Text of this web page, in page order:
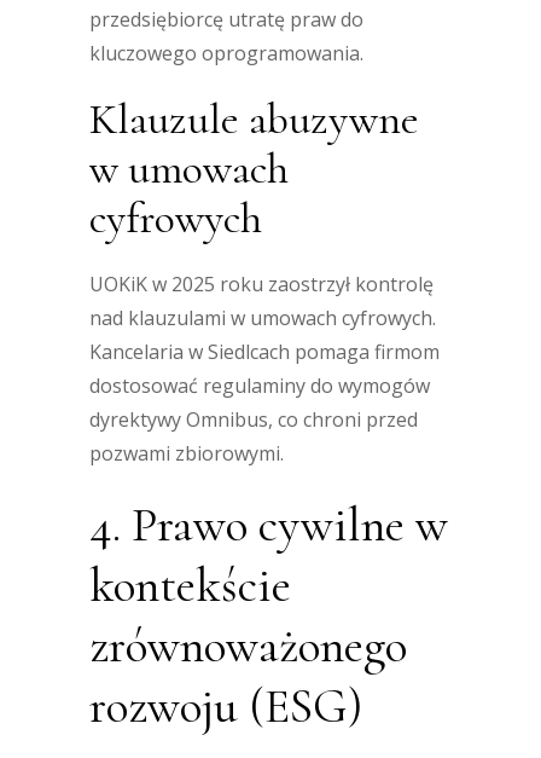
przedsiębiorcę utratę praw do
kluczowego oprogramowania.
Klauzule abuzywne
w umowach
cyfrowych
UOKiK w 2025 roku zaostrzył kontrolę
nad klauzulami w umowach cyfrowych.
Kancelaria w Siedlcach pomaga firmom
dostosować regulaminy do wymogów
dyrektywy Omnibus, co chroni przed
pozwami zbiorowymi.
4. Prawo cywilne w
kontekście
zrównoważonego
rozwoju (ESG)